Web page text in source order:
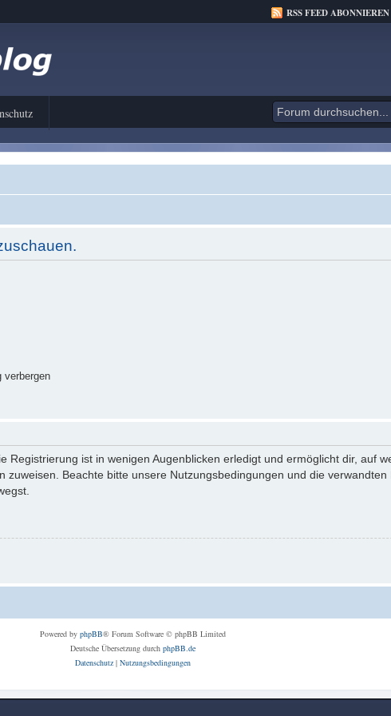
RSS FEED ABONNIEREN
verbergen
ist in wenigen Augenblicken erledigt und ermöglicht dir, auf
Beachte bitte unsere Nutzungsbedingungen und die
Powered by phpBB® Forum Software © phpBB Limited
Deutsche Übersetzung durch phpBB.de
Datenschutz| Nutzungsbedingungen